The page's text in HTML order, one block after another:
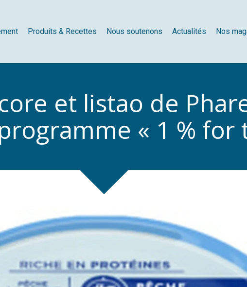
Produits & Recettes Nous soutenons Actualités Nos
et listao de
« 1 % for